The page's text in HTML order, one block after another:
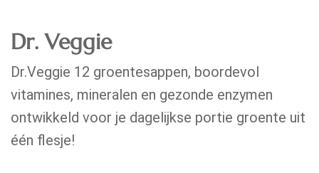
Dr. Veggie
Dr.Veggie 12 groentesappen, boordevol
vitamines, mineralen en gezonde enzymen
ontwikkeld voor je dagelijkse portie groente uit
één flesje!